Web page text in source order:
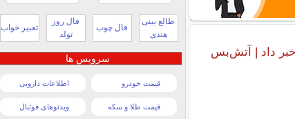
خبر داد | آتش‌بس
طالع بینی
هندی
فال چوب
فال روز
تولد
تعبیر خواب
سرویس ها
قیمت خودرو اطلاعات دارویی
قیمت طلا و سکه ویدئوهای فوتبال